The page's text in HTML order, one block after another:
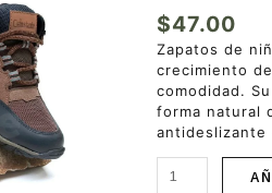
$47.00
Zapatos de
crecimiento
comodidad.
forma natural
antideslizante